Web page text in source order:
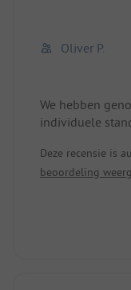
Oliver P.
We hebben
individuele
Ochtends
broodjesservice.
Deze recensie is
beoordeling